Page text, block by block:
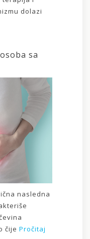
dolazi
sa
nasledna
čije Pročitaj